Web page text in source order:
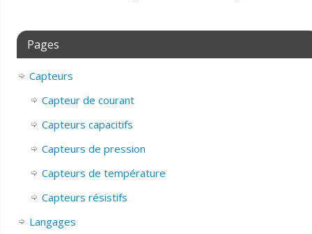
Pages
Capteurs
Capteur de courant
Capteurs capacitifs
Capteurs de pression
Capteurs de température
Capteurs résistifs
Langages